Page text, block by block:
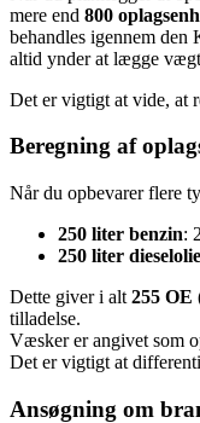
mere end 800
behandles igennem den
altid ynder at lægge
Det er vigtigt at vide, at
Beregning af
Når du opbevarer flere
250 liter benzin:
250 liter dieselolie
Dette giver i alt 255 OE
tilladelse.
Væsker er angivet som
Det er vigtigt at
Ansøgning om